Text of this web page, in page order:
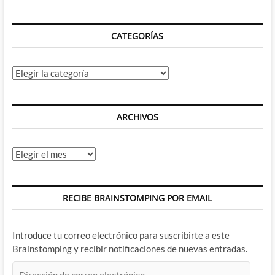
CATEGORÍAS
Categorías
ARCHIVOS
Archivos
RECIBE BRAINSTOMPING POR EMAIL
Introduce tu correo electrónico para suscribirte a este
Brainstomping y recibir notificaciones de nuevas entradas.